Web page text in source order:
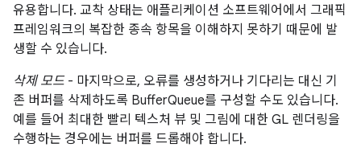
유용합니다. 교착 상태는 애플리케이션 소프트웨어에서 그래픽
프레임워크의 복잡한 종속 항목을 이해하지 못하기 때문에 발
생할 수 있습니다.
삭제 모드 - 마지막으로, 오류를 생성하거나 기다리는 대신 기
존 버퍼를 삭제하도록 BufferQueue를 구성할 수도 있습니다.
예를 들어 최대한 빨리 텍스처 뷰 및 그림에 대한 GL 렌더링을
수행하는 경우에는 버퍼를 드롭해야 합니다.